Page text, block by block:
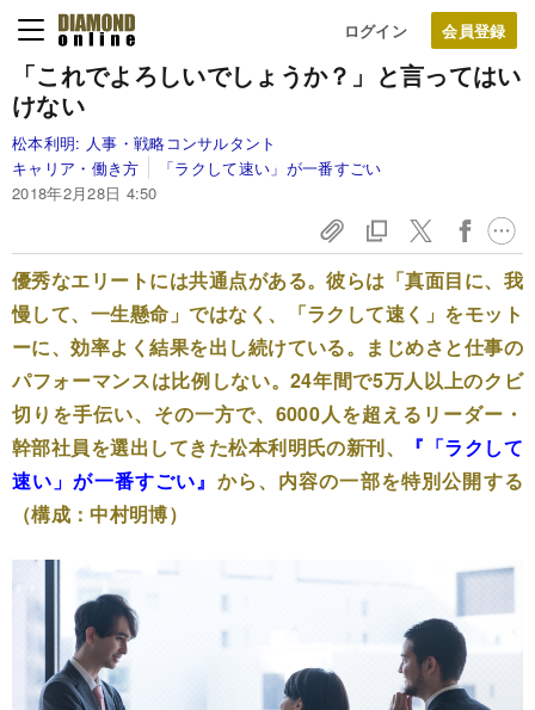
ログイン
「これでよろしいでしょうか？」と言ってはい
けない
松本利明: 人事・戦略コンサルタント
キャリア・働き方
「ラクして速い」が一番すごい
2018年2月28日 4:50
優秀なエリートには共通点がある。彼らは「真面目に、我
慢して、一生懸命」ではなく、「ラクして速く」をモット
ーに、効率よく結果を出し続けている。まじめさと仕事の
パフォーマンスは比例しない。24年間で5万人以上のクビ
切りを手伝い、その一方で、6000人を超えるリーダー・
幹部社員を選出してきた松本利明氏の新刊、
『「ラクして
速い」が一番すごい』 から、内容の一部を特別公開する
（構成：中村明博）